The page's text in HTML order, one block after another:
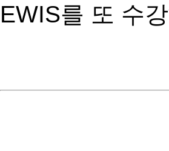
EWIS를 또 수